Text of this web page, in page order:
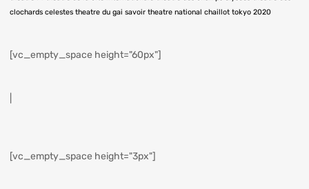
clochards celestes theatre du gai savoir theatre national chaillot tokyo 2020
[vc_empty_space height="60px"]
[vc_empty_space height="3px"]